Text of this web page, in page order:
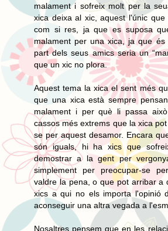
malament i sofreix molt per la
xica deixa al xic, aquest l'únic
com si res, ja que es suposa
malament per una xica, ja que
part dels seus amics seria un
que un xic no plora.
Aquest tema la xica el sent més
que una xica està sempre
malament i per què li passa
cassos més extrems que la xica
se per aquest desamor. Encara
són iguals, hi ha xics que
demostrar a la gent per
simplement per preocupar-se
valdre la pena, o que pot arribar a
xics a qui no els importa l'opinió
aconseguir una altra vegada a
Nosaltres pensem que en les